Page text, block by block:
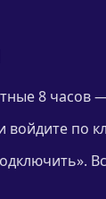
8 часов
по